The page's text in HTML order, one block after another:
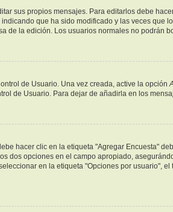
sus propios mensajes. Para editarlos debe
que ha sido modificado y las veces
de la edición. Los usuarios normales no podrán
de Usuario. Una vez creada, active la opción
de Usuario. Para dejar de añadirla en los
hacer clic en la etiqueta "Agregar Encuesta"
dos opciones en el campo apropiado,
en la etiqueta "Opciones por usuario",